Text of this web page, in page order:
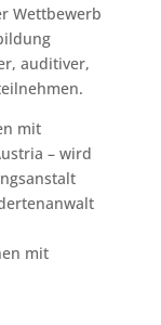
Wettbewerb
auditiver,
mit
– wird
mit